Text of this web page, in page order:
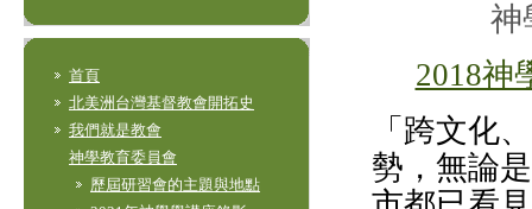
首頁
北美洲台灣基督教會開拓史
我們就是教會
神學教育委員會
歷屆研習會的主題與地點
神
2018神
「跨文化
勢，無論